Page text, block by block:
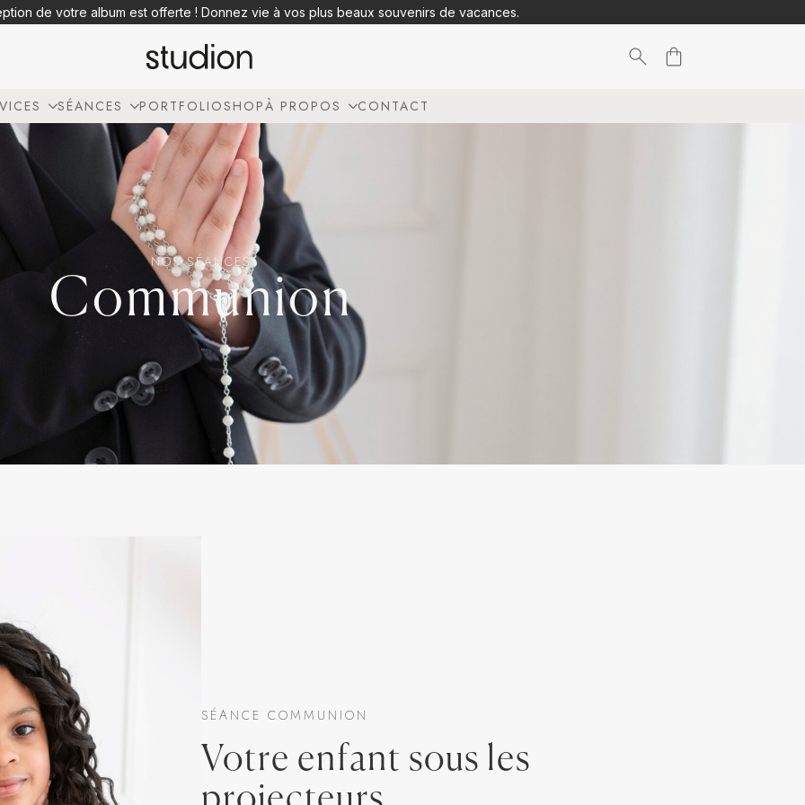
de votre album est offerte ! Donnez vie à vos plus beaux souvenirs de vacances.
SÉANCES PORTFOLIOSHOPÀ PROPOS CONTACT
NOS SÉANCES
Communion
SÉANCE COMMUNION
Votre enfant sous les